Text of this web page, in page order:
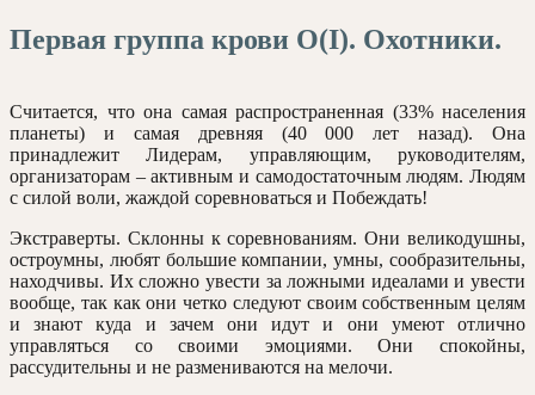
Первая группа крови О(I). Охотники.
Считается, что она самая распространенная (33% населения
планеты) и самая древняя (40 000 лет назад). Она
принадлежит Лидерам, управляющим, руководителям,
организаторам – активным и самодостаточным людям. Людям
с силой воли, жаждой соревноваться и Побеждать!
Экстраверты. Склонны к соревнованиям. Они великодушны,
остроумны, любят большие компании, умны, сообразительны,
находчивы. Их сложно увести за ложными идеалами и увести
вообще, так как они четко следуют своим собственным целям
и знают куда и зачем они идут и они умеют отлично
управляться со своими эмоциями. Они спокойны,
рассудительны и не размениваются на мелочи.